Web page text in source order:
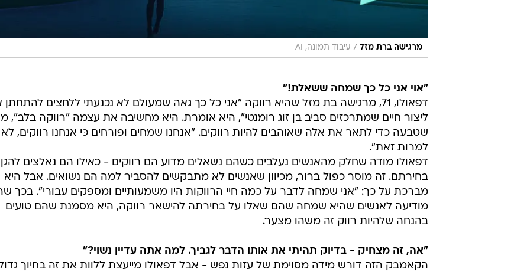
מרגישה ברת מזל / עיבוד תמונה, AI
"אוי אני כל כך שמחה ששאלת!"
דפאולו, 71, מרגישה בת מזל שהיא רווקה "אני כל כך גאה שמעולם לא נכנעתי ללחצים להתחתן
ליצור חיים שמתרכזים סביב בן זוג רומנטי", היא אומרת. היא מחשיבה את עצמה "רווקה בלב",
שטבעה כדי לתאר את אלה שאוהבים להיות רווקים. "אנחנו שמחים ופורחים כִּי אנחנו רווקים, לא
למרות זאת".
דפאולו מודה שחלק מהאנשים נעלבים כשהם נשאלים מדוע הם רווקים - כאילו הם נאלצים
בחירתם. זה מוסר כפול ברור, מכיוון שאנשים לא מתבקשים להסביר למה הם נשואים. אבל היא
מברכת על כך: "אני שמחה לדבר על כמה חיי הרווקות היו משמעותיים ומספקים עבורי". בכך
מודיעה לאנשים שהיא שמחה שהם שאלו על בחירתה להישאר רווקה, היא מסמנת שהם טועים
בהנחה שלהיות רווק זה משהו מצער.
"אה, זה מצחיק - בדיוק תהיתי את אותו הדבר לגביך. למה אתה עדיין נשוי?"
הקאמבק הזה דורש מידה מסוימת של עזות נפש - אבל דפאולו מייעצת ללוות את זה בחיוך